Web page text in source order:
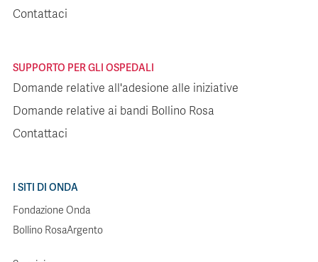
Contattaci
SUPPORTO PER GLI OSPEDALI
Domande relative all'adesione alle iniziative
Domande relative ai bandi Bollino Rosa
Contattaci
I SITI DI ONDA
Fondazione Onda
Bollino RosaArgento